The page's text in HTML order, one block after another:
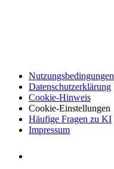
Nutzungsbedingungen
Datenschutzerklärung
Cookie-Hinweis
Cookie-Einstellungen
Häufige Fragen zu KI
Impressum